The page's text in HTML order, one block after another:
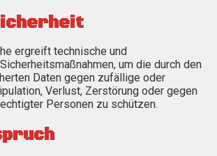
ergreift technische und
um die durch den
Daten gegen zufällige oder
Verlust, Zerstörung oder gegen
Personen zu schützen.